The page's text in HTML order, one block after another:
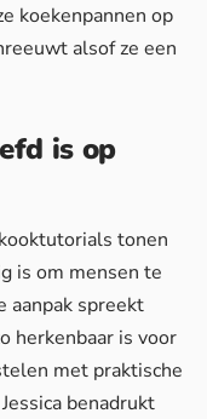
koekenpannen op
alsof ze een
is op
tonen
is om mensen te
aanpak spreekt
herkenbaar is voor
met praktische
benadrukt